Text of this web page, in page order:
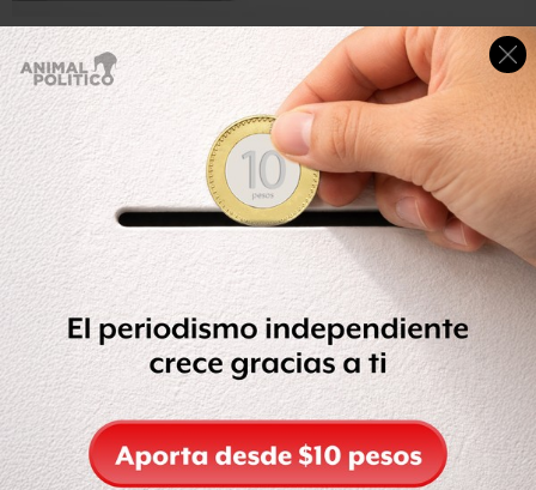
Para esta consulta revocatoria, se tenía una lista nominal
de electores
de 92 millones 823 mil 216 personas .
Hacia las 14:23 horas, el INE tenía reporte de que se
instalaron 57 mil 436 casillas de 57 mil 448 contempladas,
es decir,
99.98% del total posible.
🕗 A partir de las 20 h (Tiempo del Centro) del hoy, 10 de
abril, el INE pondrá a disposición de la ciudadanía los
Cómputos de la#RevocaciónDeMandato.
Infórmate y ¡participa en este ejercicio!
https://t.co/9zwta5Q4Lu
pic.twitter.com/eGILFaNbxi
— @INEMexico (@INEMexico)April 10, 2022